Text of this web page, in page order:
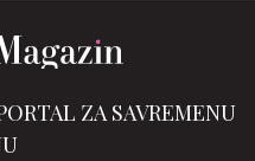
ZA SAVREMENU